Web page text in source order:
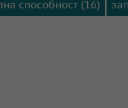
способност (16)